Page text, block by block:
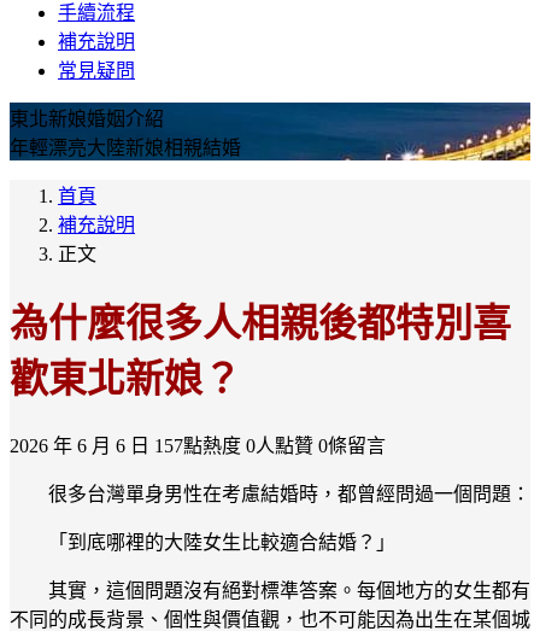
手續流程
補充說明
常見疑問
東北新娘婚姻介紹
年輕漂亮大陸新娘相親結婚
首頁
補充說明
正文
為什麼很多人相親後都特別喜
歡東北新娘？
2026 年 6 月 6 日 157點熱度 0人點贊 0條留言
很多台灣單身男性在考慮結婚時，都曾經問過一個問題：
「到底哪裡的大陸女生比較適合結婚？」
其實，這個問題沒有絕對標準答案。每個地方的女生都有
不同的成長背景、個性與價值觀，也不可能因為出生在某個城